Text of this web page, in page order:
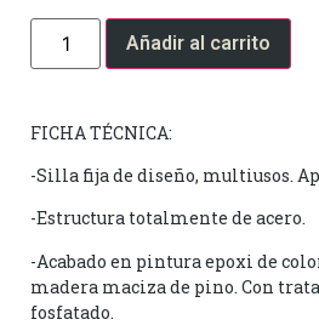
Añadir al carrito
FICHA TÉCNICA:
-Silla fija de diseño, multiusos.
-Estructura totalmente de acero.
-Acabado en pintura epoxi de
madera maciza de pino. Con
fosfatado.